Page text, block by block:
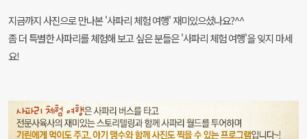
지금까지 사진으로 만나본 '사파리 체험 여행' 재미있으셨나요?^^
좀 더 특별한 사파리를 체험해 보고 싶은 분들은 '사파리 체험 여행'을 잊지 마세
요!